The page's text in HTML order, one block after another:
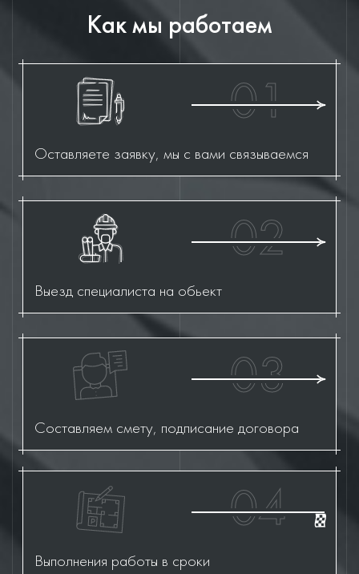
Как мы работаем
01
Оставляете заявку, мы с вами связываемся
02
Выезд специалиста на обьект
03
Составляем смету, подписание договора
04
Выполнения работы в сроки